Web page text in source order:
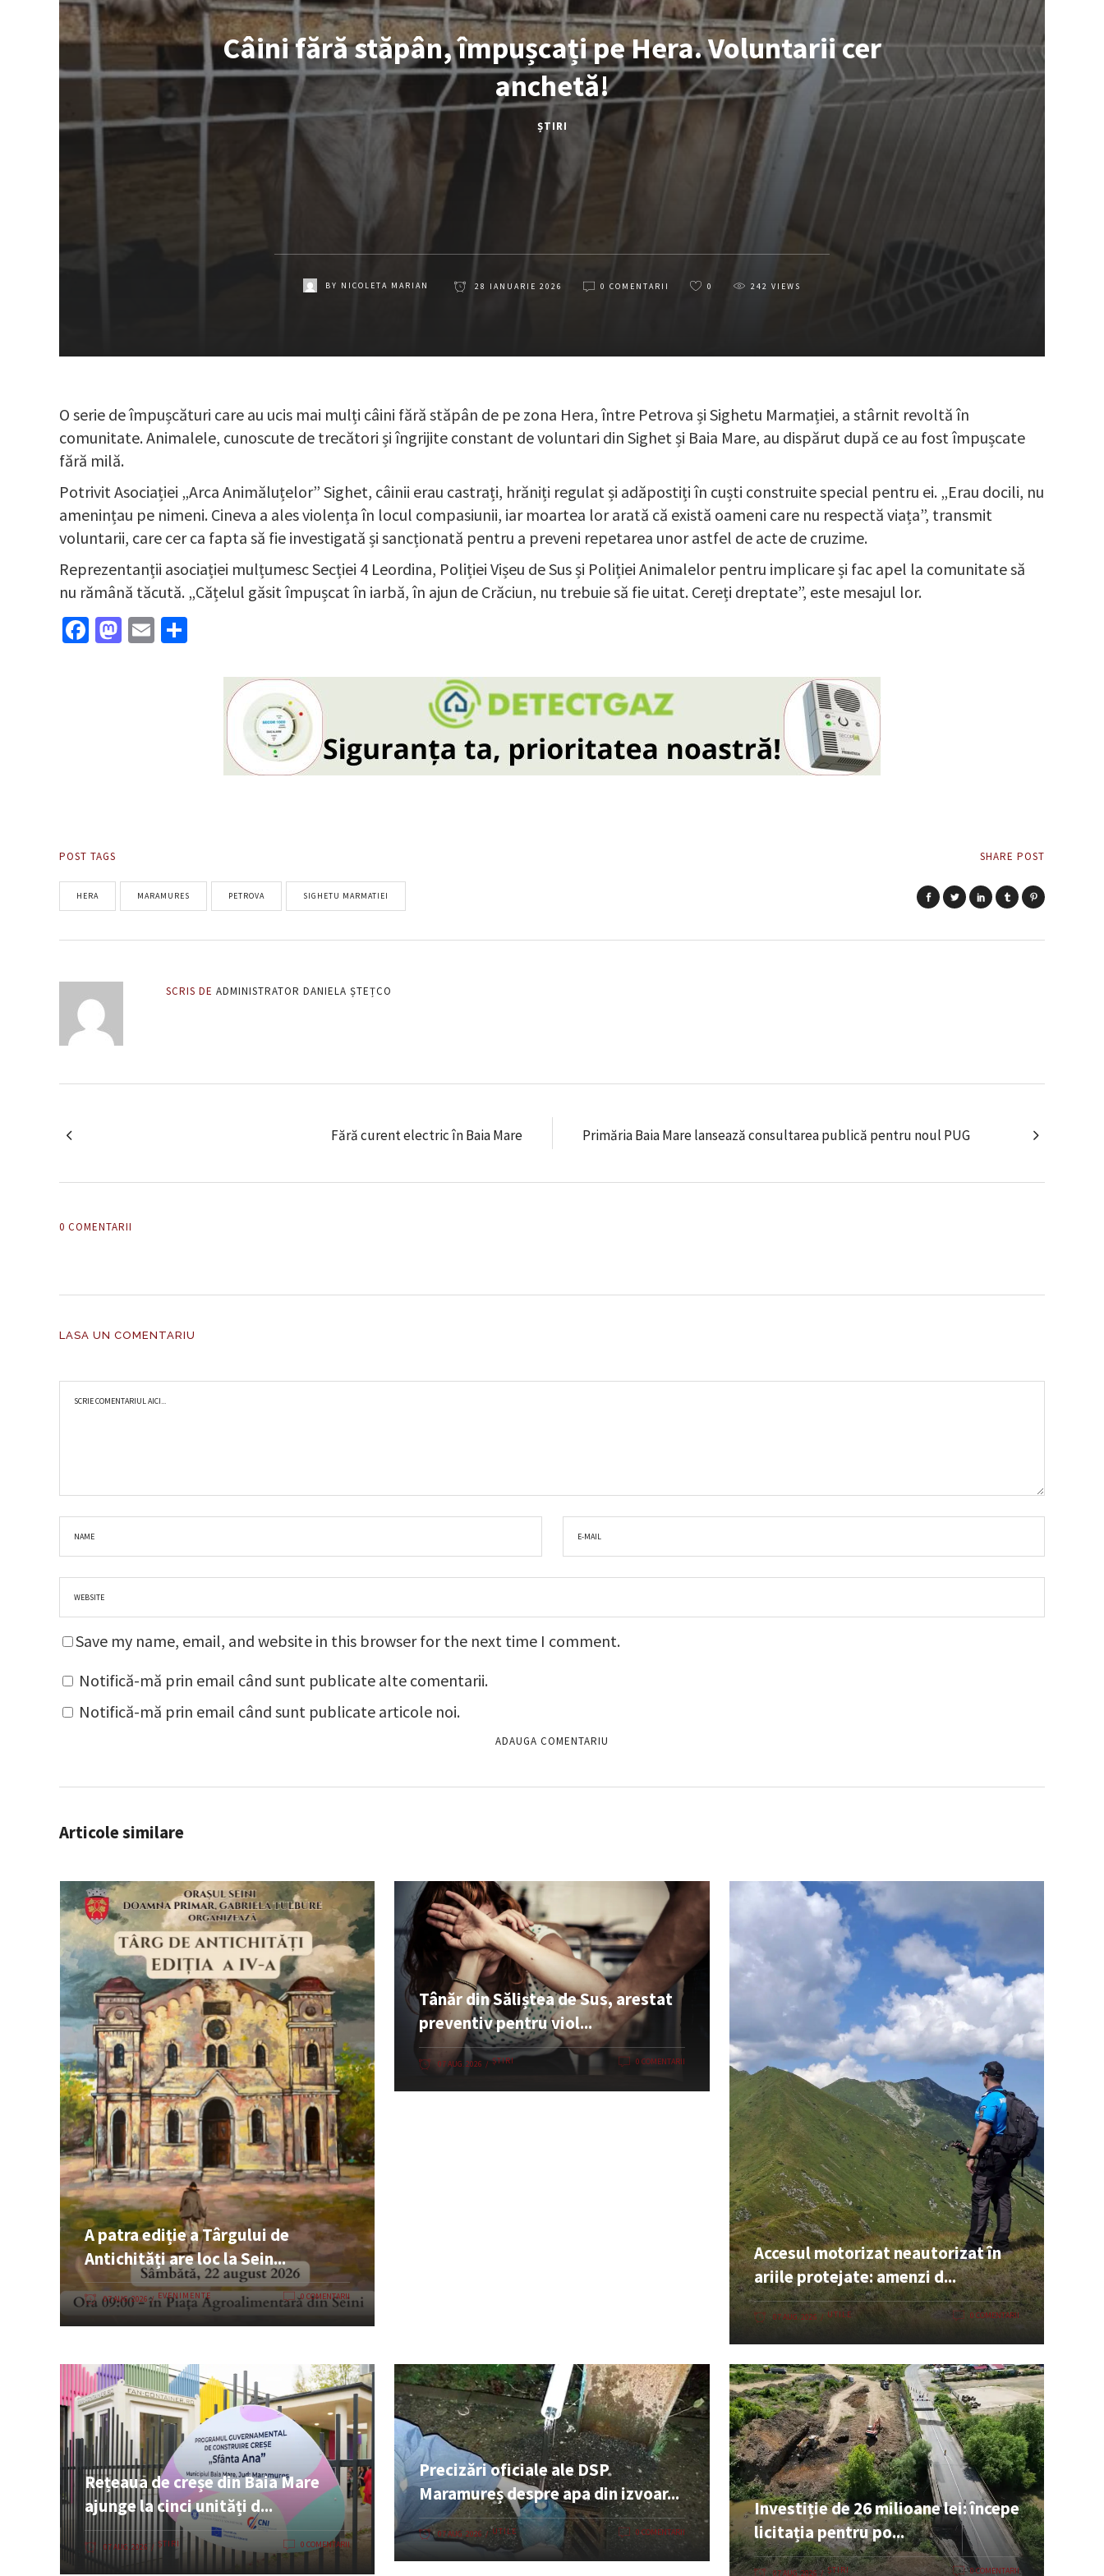
Câini fără stăpân, împușcați pe Hera. Voluntarii cer
anchetă!
ȘTIRI
BY NICOLETA MARIAN 28 IANUARIE 2026 0 COMENTARII 0 242 VIEWS
O serie de împușcături care au ucis mai mulți câini fără stăpân de pe zona Hera, între Petrova și Sighetu Marmației, a stârnit revoltă în
comunitate. Animalele, cunoscute de trecători și îngrijite constant de voluntari din Sighet și Baia Mare, au dispărut după ce au fost împușcate
fără milă.
Potrivit Asociației „Arca Animăluțelor” Sighet, câinii erau castrați, hrăniți regulat și adăpostiți în cuști construite special pentru ei. „Erau docili, nu
amenințau pe nimeni. Cineva a ales violența în locul compasiunii, iar moartea lor arată că există oameni care nu respectă viața”, transmit
voluntarii, care cer ca fapta să fie investigată și sancționată pentru a preveni repetarea unor astfel de acte de cruzime.
Reprezentanții asociației mulțumesc Secției 4 Leordina, Poliției Vișeu de Sus și Poliției Animalelor pentru implicare și fac apel la comunitate să
nu rămână tăcută. „Cățelul găsit împușcat în iarbă, în ajun de Crăciun, nu trebuie să fie uitat. Cereți dreptate”, este mesajul lor.
Facebook
Mastodon
Email
POST TAGS
HERA MARAMURES PETROVA SIGHETU MARMATIEI
SHARE POST
SCRIS DE ADMINISTRATOR DANIELA ȘTEȚCO
Fără curent electric în Baia Mare Primăria Baia Mare lansează consultarea publică pentru noul PUG
0 COMENTARII
LASA UN COMENTARIU
Save my name, email, and website in this browser for the next time I comment.
Notifică-mă prin email când sunt publicate alte comentarii.
Notifică-mă prin email când sunt publicate articole noi.
Articole similare
A patra ediție a Târgului de
Antichități are loc la Sein...
07 AUG. 2026 EVENIMENTE 0 COMENTARII
Tânăr din Săliștea de Sus, arestat
preventiv pentru viol...
07 AUG. 2026 ȘTIRI 0 COMENTARII
Accesul motorizat neautorizat în
ariile protejate: amenzi d...
07 AUG. 2026 UTILE 0 COMENTARII
Rețeaua de creșe din Baia Mare
ajunge la cinci unități d...
07 AUG. 2026 ȘTIRI 0 COMENTARII
Precizări oficiale ale DSP
Maramureș despre apa din izvoar...
07 AUG. 2026 UTILE 0 COMENTARII
Investiție de 26 milioane lei: începe
licitația pentru po...
07 AUG. 2026 ȘTIRI 0 COMENTARII